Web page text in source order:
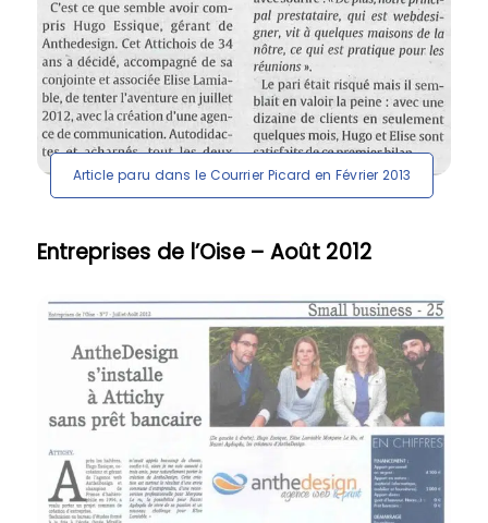
Article paru dans le Courrier Picard en Février 2013
Entreprises de l’Oise – Août 2012